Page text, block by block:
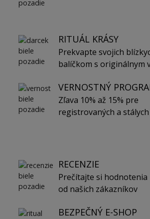
RITUÁL KRÁSY
Prekvapte svojich
balíčkom s originálnym
VERNOSTNÝ
Zľava 10% až 15% pre
registrovaných a
RECENZIE
Prečítajte si hodnotenia
od našich zákazníkov
BEZPEČNÝ E-SHOP